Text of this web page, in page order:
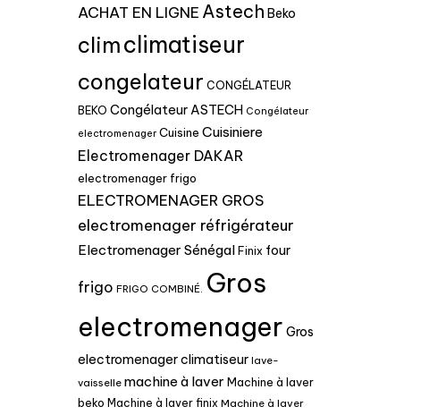
ACHAT EN LIGNE Astech Beko
climclimatiseur
congelateur CONGÉLATEUR
BEKO Congélateur ASTECH Congélateur
electromenager Cuisine Cuisiniere
Electromenager DAKAR
electromenager frigo
ELECTROMENAGER GROS
electromenager réfrigérateur
Electromenager Sénégal Finix four
frigo FRIGO COMBINÉ. Gros
electromenager Gros
electromenager climatiseur lave-
vaisselle machine à laver Machine à laver
beko Machine à laver finix Machine à laver